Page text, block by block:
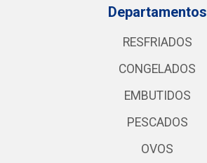
Departamentos
RESFRIADOS
CONGELADOS
EMBUTIDOS
PESCADOS
OVOS